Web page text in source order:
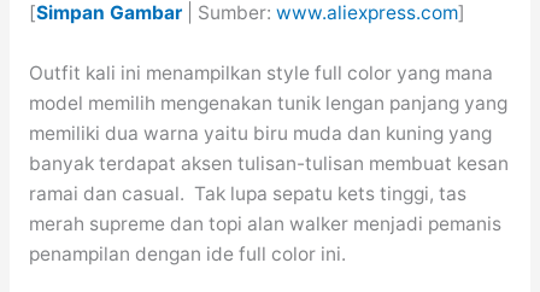
[Simpan Gambar| Sumber: www.aliexpress.com]
Outfit kali ini menampilkan style full color yang mana
model memilih mengenakan tunik lengan panjang yang
memiliki dua warna yaitu biru muda dan kuning yang
banyak terdapat aksen tulisan-tulisan membuat kesan
ramai dan casual. Tak lupa sepatu kets tinggi, tas
merah supreme dan topi alan walker menjadi pemanis
penampilan dengan ide full color ini.